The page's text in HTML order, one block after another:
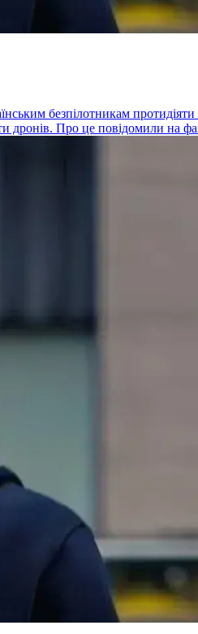
безпілотникам
дронів. Про це повідомили на